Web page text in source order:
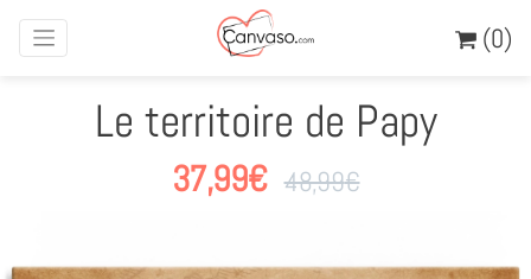
(0)
Le territoire de Papy
37,99€ 48,99€